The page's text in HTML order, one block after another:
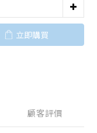
立即購買
顧客評價